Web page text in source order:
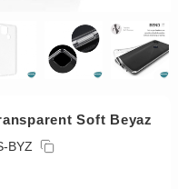
Soft Beyaz
BYZ